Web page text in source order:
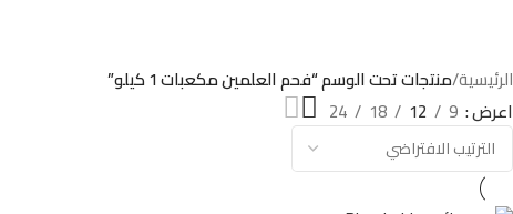
الرئيسية/منتجات تحت الوسم “فحم العلمين مكعبات 1 كيلو”
اعرض 9
12
18
24